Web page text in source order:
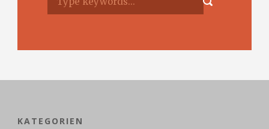
KATEGORIEN